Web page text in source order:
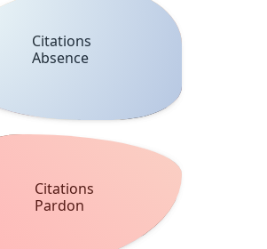
Citations
Absence
Citations
Pardon